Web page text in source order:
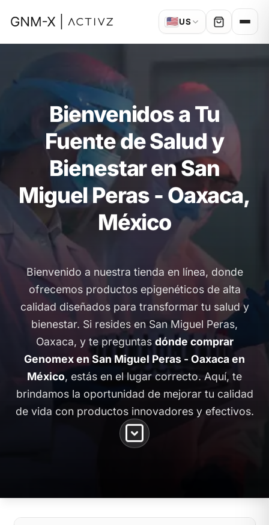
🇺🇸US
Bienvenidos a Tu
Fuente de Salud y
Bienestar en San
Miguel Peras - Oaxaca,
México
Bienvenido a nuestra tienda en línea, donde
ofrecemos productos epigenéticos de alta
calidad diseñados para transformar tu salud y
bienestar. Si resides en San Miguel Peras,
Oaxaca, y te preguntasdónde comprar
Genomex en San Miguel Peras - Oaxaca en
México, estás en el lugar correcto. Aquí, te
brindamos la oportunidad de mejorar tu calidad
de vida con productos innovadores y efectivos.